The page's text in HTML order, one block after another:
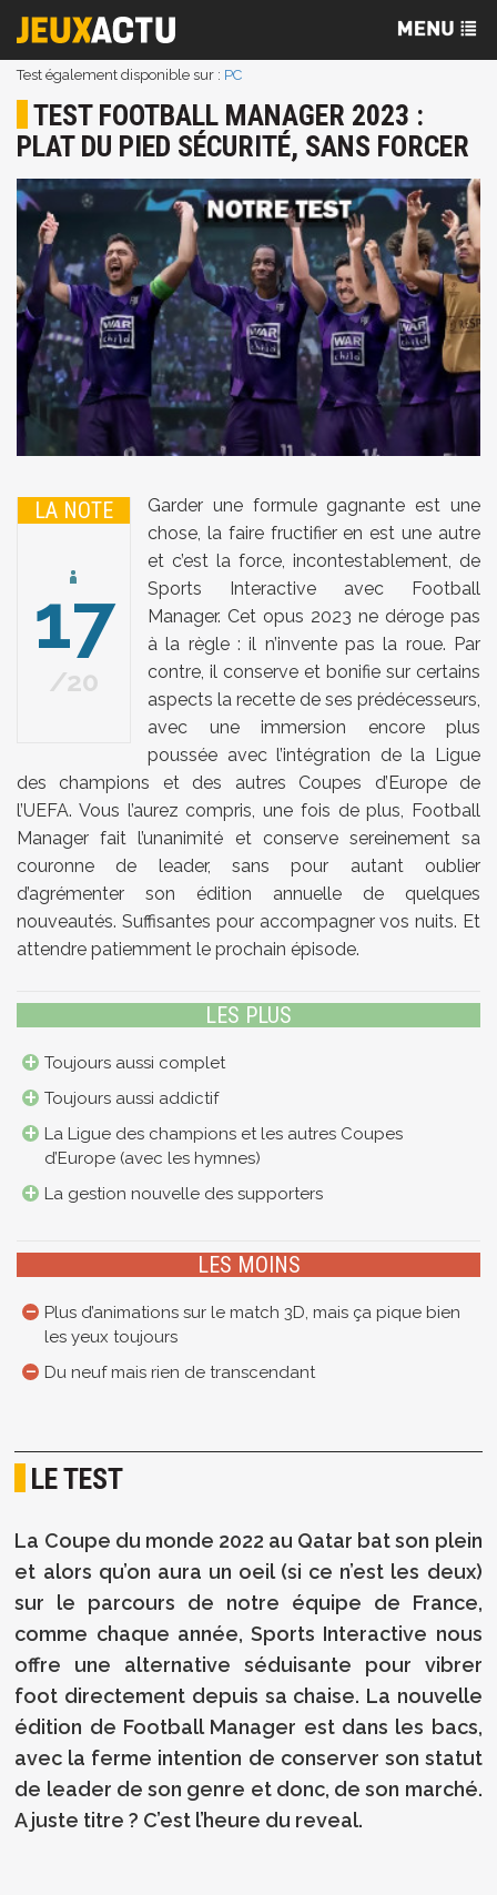
Test également disponible sur : PC
TEST FOOTBALL MANAGER 2023 :
PLAT DU PIED SÉCURITÉ, SANS FORCER
LA NOTE
17
20
Garder une formule gagnante est une
chose, la faire fructifier en est une autre
et c’est la force, incontestablement, de
Sports Interactive avec Football
Manager. Cet opus 2023 ne déroge pas
à la règle : il n’invente pas la roue. Par
contre, il conserve et bonifie sur certains
aspects la recette de ses prédécesseurs,
avec une immersion encore plus
poussée avec l’intégration de la Ligue
des champions et des autres Coupes d’Europe de
l’UEFA. Vous l’aurez compris, une fois de plus, Football
Manager fait l’unanimité et conserve sereinement sa
couronne de leader, sans pour autant oublier
d’agrémenter son édition annuelle de quelques
nouveautés. Suffisantes pour accompagner vos nuits. Et
attendre patiemment le prochain épisode.
LES PLUS
Toujours aussi complet
Toujours aussi addictif
La Ligue des champions et les autres Coupes
d’Europe (avec les hymnes)
La gestion nouvelle des supporters
LES MOINS
Plus d’animations sur le match 3D, mais ça pique bien
les yeux toujours
Du neuf mais rien de transcendant
LE TEST
La Coupe du monde 2022 au Qatar bat son plein
et alors qu’on aura un oeil (si ce n’est les deux)
sur le parcours de notre équipe de France,
comme chaque année, Sports Interactive nous
offre une alternative séduisante pour vibrer
foot directement depuis sa chaise. La nouvelle
édition de Football Manager est dans les bacs,
avec la ferme intention de conserver son statut
de leader de son genre et donc, de son marché.
A juste titre ? C’est l’heure du reveal.